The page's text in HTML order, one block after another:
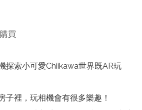
買
探索小可愛Chiikawa世界既AR玩
子裡，玩相機會有很多樂趣！